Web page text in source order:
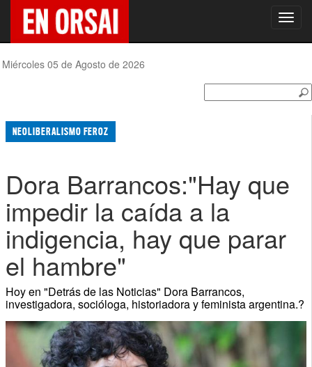
Miércoles 05 de Agosto de 2026
NEOLIBERALISMO FEROZ
Dora Barrancos:"Hay que
impedir la caída a la
indigencia, hay que parar
el hambre"
Hoy en "Detrás de las Noticias" Dora Barrancos,
investigadora, socióloga, historiadora y feminista argentina.?